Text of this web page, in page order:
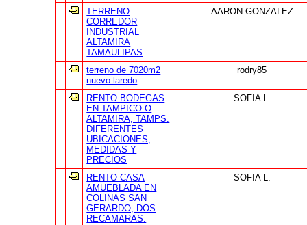
TERRENO
CORREDOR
INDUSTRIAL
ALTAMIRA
TAMAULIPAS
AARON GONZALEZ
terreno de 7020m2
nuevo laredo
rodry85
RENTO BODEGAS
EN TAMPICO O
ALTAMIRA, TAMPS.
DIFERENTES
UBICACIONES,
MEDIDAS Y
PRECIOS
SOFIA L.
RENTO CASA
AMUEBLADA EN
COLINAS SAN
GERARDO, DOS
RECAMARAS.
SOFIA L.